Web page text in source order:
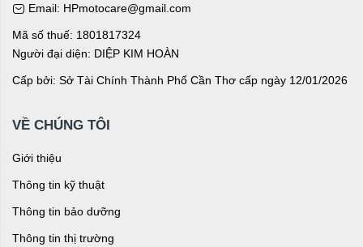
Email: HPmotocare@gmail.com
Mã số thuế: 1801817324
Người đại diện: DIỆP KIM HOÀN
Cấp bởi: Sở Tài Chính Thành Phố Cần Thơ cấp ngày 12/01/2026
VỀ CHÚNG TÔI
Giới thiệu
Thông tin kỹ thuật
Thông tin bảo dưỡng
Thông tin thị trường